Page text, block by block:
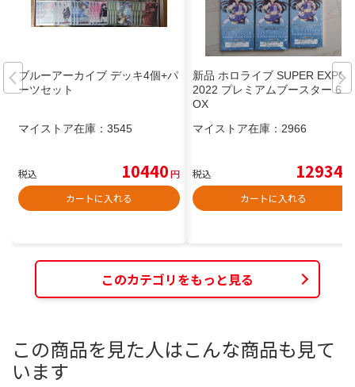
ブルーアーカイブ デッキ4個+パ
ーツセット
マイストア在庫： 3545
税込 10440円
カートに入れる
新品 ホロライブ SUPER EXPO
2022 プレミアムブースター 6B
OX
マイストア在庫： 2966
税込 12934
カートに入れる
このカテゴリをもっと見る
この商品を見た人はこんな商品も見て
います